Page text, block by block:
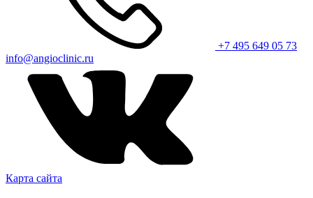
+7 495 649 05 73
info@angioclinic.ru
Карта сайта